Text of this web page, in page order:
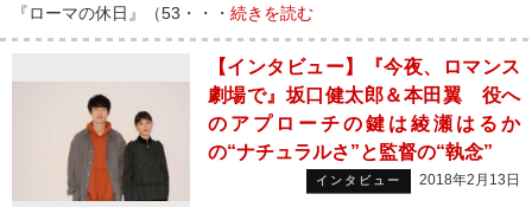
『ローマの休日』（53・・・ 続きを読む
【インタビュー】『今夜、ロマンス
劇場で』坂口健太郎＆本田翼 役へ
のアプローチの鍵は綾瀬はるか
の“ナチュラルさ”と監督の“執念”
インタビュー 2018年2月13日